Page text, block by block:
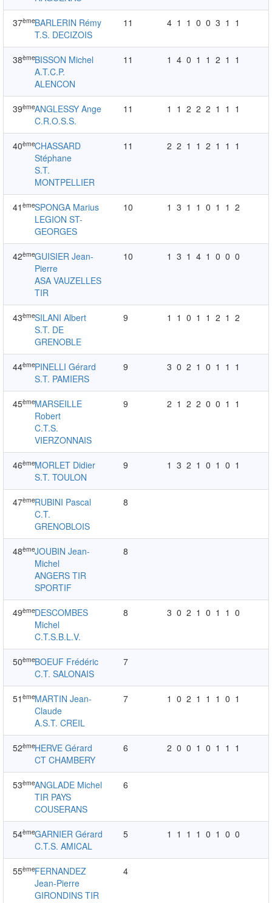
37èmeBARLERIN Rémy
T.S. DECIZOIS
11 4 1 1 0 0 3 1 1
38èmeBISSON Michel
A.T.C.P.
ALENCON
11 1 4 0 1 1 2 1 1
39èmeANGLESSY Ange
C.R.O.S.S.
11 1 1 2 2 2 1 1 1
40èmeCHASSARD
Stéphane
S.T.
MONTPELLIER
11 2 2 1 1 2 1 1 1
41 èmeSPONGA Marius
LEGION ST-
GEORGES
10 1 3 1 1 0 1 1 2
42èmeGUISIER Jean-
Pierre
ASA VAUZELLES
TIR
10 1 3 1 4 1 0 0 0
43èmeSILANI Albert
S.T. DE
GRENOBLE
9 1 1 0 1 1 2 1 2
44èmePINELLI Gérard
S.T. PAMIERS
9 3 0 2 1 0 1 1 1
45èmeMARSEILLE
Robert
C.T.S.
VIERZONNAIS
9 2 1 2 2 0 0 1 1
46èmeMORLET Didier
S.T. TOULON
9 1 3 2 1 0 1 0 1
47èmeRUBINI Pascal
C.T.
GRENOBLOIS
8
48èmeJOUBIN Jean-
Michel
ANGERS TIR
SPORTIF
8
49èmeDESCOMBES
Michel
C.T.S.B.L.V.
8 3 0 2 1 0 1 1 0
50èmeBOEUF Frédéric
C.T. SALONAIS
7
51 èmeMARTIN Jean-
Claude
A.S.T. CREIL
7 1 0 2 1 1 1 0 1
52èmeHERVE Gérard
CT CHAMBERY
6 2 0 0 1 0 1 1 1
53èmeANGLADE Michel
TIR PAYS
COUSERANS
6
54èmeGARNIER Gérard
C.T.S. AMICAL
5 1 1 1 1 0 1 0 0
55èmeFERNANDEZ
Jean-Pierre
GIRONDINS TIR
4